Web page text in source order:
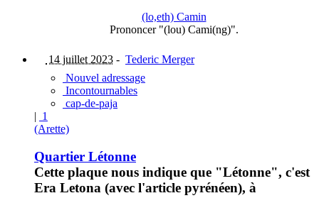
(lo,eth) Camin
Prononcer "(lou) Cami(ng)".
14 juillet 2023 - Tederic Merger
Nouvel adressage
Incontournables
cap-de-paja
| 1
(Arette)
Quartier Létonne
Cette plaque nous indique que "Létonne", c'est
Era Letona (avec l'article pyrénéen), à